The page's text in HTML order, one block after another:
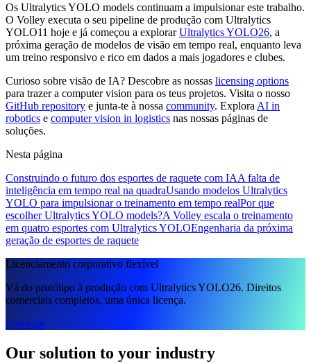
Os Ultralytics YOLO models continuam a impulsionar este trabalho.
O Volley executa o seu pipeline de produção com Ultralytics
YOLO11 hoje e já começou a explorarUltralytics YOLO26, a
próxima geração de modelos de visão em tempo real, enquanto leva
um treino responsivo e rico em dados a mais jogadores e clubes.
Curioso sobre visão de IA? Descobre as nossas licensing options
para trazer a computer vision para os teus projetos. Visita o nosso
GitHub repository e junta-te à nossa community. Explora AI in
robotics e computer vision in logistics nas nossas páginas de
soluções.
Nesta página
Construindo o futuro dos esportes de raquete com IAA falta de
inteligência em tempo real na quadraUsando modelos Ultralytics
YOLO para impulsionar o treinamento em tempo realPor que
escolher Ultralytics YOLO models?A Volley escala o treinamento
em quatro esportes com Ultralytics YOLOEngenharia da próxima
geração de esportes de raquete
Licenciamento corporativo flexível
Vá do protótipo à produção com Ultralytics YOLO26. Direitos
comerciais completos, uma única licença.
Começar
Our solution to your industry